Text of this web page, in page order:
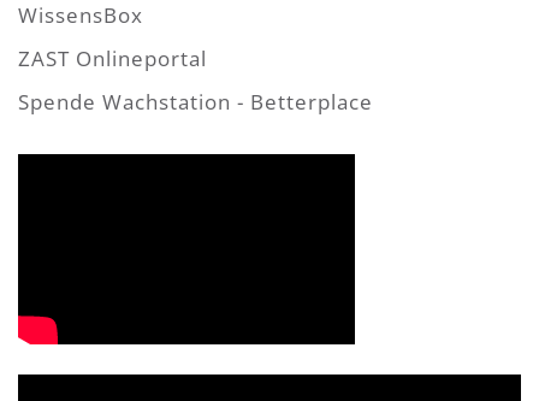
WissensBox
ZAST Onlineportal
Spende Wachstation - Betterplace